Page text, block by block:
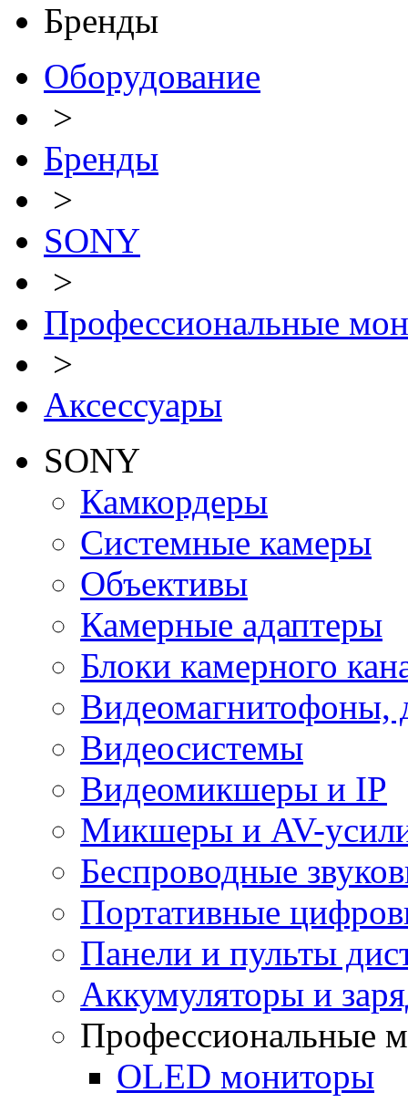
Бренды
Оборудование
>
Бренды
>
SONY
>
Профессиональные
>
Аксессуары
SONY
Камкордеры
Системные камеры
Объективы
Камерные адаптеры
Блоки камерного
Видеомагнитофоны,
Видеосистемы
Видеомикшеры и IP
Микшеры и AV-
Беспроводные
Портативные
Панели и пульты
Аккумуляторы и
Профессиональные
OLED мониторы